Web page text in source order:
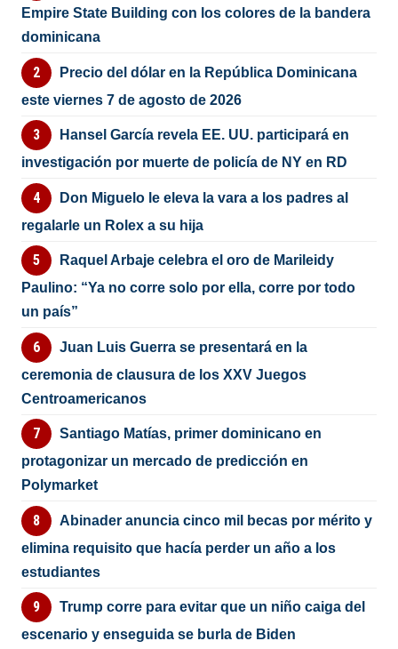
Empire State Building con los colores de la bandera
dominicana
Precio del dólar en la República Dominicana
este viernes 7 de agosto de 2026
Hansel García revela EE. UU. participará en
investigación por muerte de policía de NY en RD
Don Miguelo le eleva la vara a los padres al
regalarle un Rolex a su hija
Raquel Arbaje celebra el oro de Marileidy
Paulino: “Ya no corre solo por ella, corre por todo
un país”
Juan Luis Guerra se presentará en la
ceremonia de clausura de los XXV Juegos
Centroamericanos
Santiago Matías, primer dominicano en
protagonizar un mercado de predicción en
Polymarket
Abinader anuncia cinco mil becas por mérito y
elimina requisito que hacía perder un año a los
estudiantes
Trump corre para evitar que un niño caiga del
escenario y enseguida se burla de Biden